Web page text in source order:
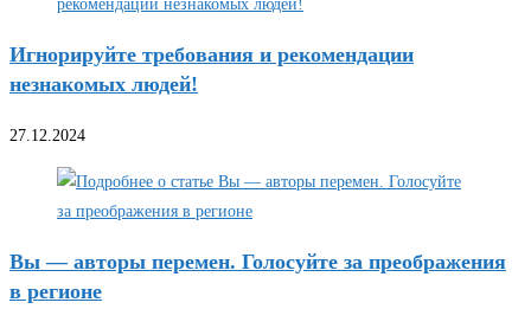
Игнорируйте требования и рекомендации
незнакомых людей!
27.12.2024
Вы — авторы перемен. Голосуйте за преображения
в регионе